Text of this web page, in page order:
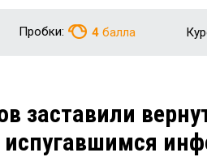
Пробки: 4 балла
заставили